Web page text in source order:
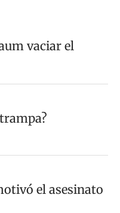
vaciar el
el asesinato